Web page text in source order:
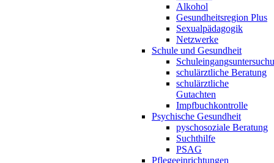
Alkohol
Gesundheitsregion Plus
Sexualpädagogik
Netzwerke
Schule und Gesundheit
schulärztliche Beratung
schulärztliche
Gutachten
Impfbuchkontrolle
Psychische Gesundheit
pyschosoziale Beratung
Suchthilfe
PSAG
Pflegeeinrichtungen